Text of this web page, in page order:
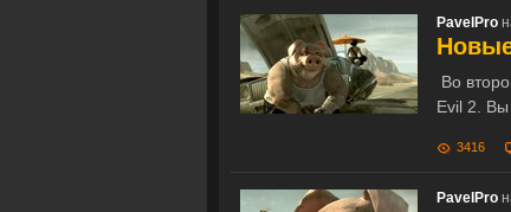
PavelPro
Во
Evil 2. Вы
3416
PavelPro